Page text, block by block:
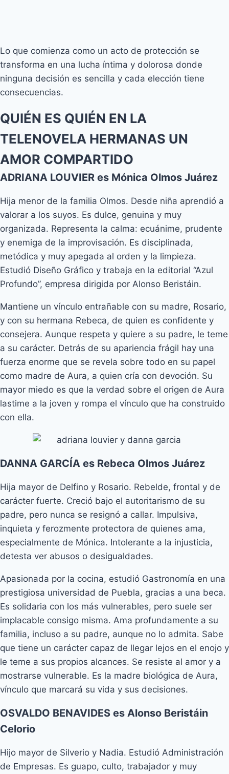
Lo que comienza como un acto de protección se
transforma en una lucha íntima y dolorosa donde
ninguna decisión es sencilla y cada elección tiene
consecuencias.
QUIÉN ES QUIÉN EN LA
TELENOVELA HERMANAS UN
AMOR COMPARTIDO
ADRIANA LOUVIER es Mónica Olmos Juárez
Hija menor de la familia Olmos. Desde niña aprendió a
valorar a los suyos. Es dulce, genuina y muy
organizada. Representa la calma: ecuánime, prudente
y enemiga de la improvisación. Es disciplinada,
metódica y muy apegada al orden y la limpieza.
Estudió Diseño Gráfico y trabaja en la editorial “Azul
Profundo”, empresa dirigida por Alonso Beristáin.
Mantiene un vínculo entrañable con su madre, Rosario,
y con su hermana Rebeca, de quien es confidente y
consejera. Aunque respeta y quiere a su padre, le teme
a su carácter. Detrás de su apariencia frágil hay una
fuerza enorme que se revela sobre todo en su papel
como madre de Aura, a quien cría con devoción. Su
mayor miedo es que la verdad sobre el origen de Aura
lastime a la joven y rompa el vínculo que ha construido
con ella.
DANNA GARCÍA es Rebeca Olmos Juárez
Hija mayor de Delfino y Rosario. Rebelde, frontal y de
carácter fuerte. Creció bajo el autoritarismo de su
padre, pero nunca se resignó a callar. Impulsiva,
inquieta y ferozmente protectora de quienes ama,
especialmente de Mónica. Intolerante a la injusticia,
detesta ver abusos o desigualdades.
Apasionada por la cocina, estudió Gastronomía en una
prestigiosa universidad de Puebla, gracias a una beca.
Es solidaria con los más vulnerables, pero suele ser
implacable consigo misma. Ama profundamente a su
familia, incluso a su padre, aunque no lo admita. Sabe
que tiene un carácter capaz de llegar lejos en el enojo y
le teme a sus propios alcances. Se resiste al amor y a
mostrarse vulnerable. Es la madre biológica de Aura,
vínculo que marcará su vida y sus decisiones.
OSVALDO BENAVIDES es Alonso Beristáin
Celorio
Hijo mayor de Silverio y Nadia. Estudió Administración
de Empresas. Es guapo, culto, trabajador y muy